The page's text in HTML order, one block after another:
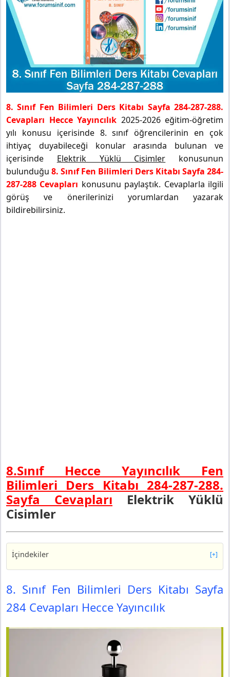
8. Sınıf Fen Bilimleri Ders Kitabı Sayfa 284-287-288.
Cevapları Hecce Yayıncılık 2025-2026 eğitim-öğretim
yılı konusu içerisinde 8. sınıf öğrencilerinin en çok
ihtiyaç duyabileceği konular arasında bulunan ve
içerisinde Elektrik Yüklü Cisimler konusunun
bulunduğu 8. Sınıf Fen Bilimleri Ders Kitabı Sayfa 284-
287-288 Cevapları konusunu paylaştık. Cevaplarla ilgili
görüş ve önerilerinizi yorumlardan yazarak
bildirebilirsiniz.
8.Sınıf Hecce Yayıncılık Fen
Bilimleri Ders Kitabı 284-287-288.
Sayfa Cevapları Elektrik Yüklü
Cisimler
İçindekiler [+]
8. Sınıf Fen Bilimleri Ders Kitabı Sayfa 284 Cevapları
Hecce Yayıncılık
8. Sınıf Fen Bilimleri Ders Kitabı Sayfa 287 Cevapları
Hecce Yayıncılık
Bölüm Sonu Değerlendirmesi
8. Sınıf Fen Bilimleri Ders Kitabı Sayfa
284 Cevapları Hecce Yayıncılık